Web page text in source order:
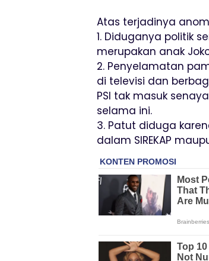
Atas terjadinya
1. Diduganya politik
merupakan anak
2. Penyelamatan
di televisi dan
PSI tak masuk
selama ini.
3. Patut diduga
dalam SIREKAP